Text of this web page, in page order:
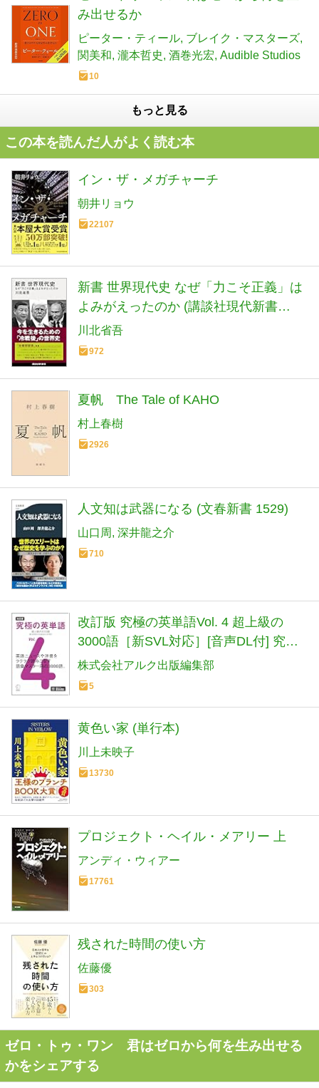
み出せるか
ピーター・ティール ブレイク・マスターズ
関美和 瀧本哲史 酒巻光宏 Audible Studios
10
もっと見る
この本を読んだ人がよく読む本
イン・ザ・メガチャーチ
朝井リョウ
22107
新書 世界現代史 なぜ「力こそ正義」は
よみがえったのか (講談社現代新書
2798)
川北省吾
972
夏帆 The Tale of KAHO
村上春樹
2926
人文知は武器になる (文春新書 1529)
山口周 深井龍之介
710
改訂版 究極の英単語Vol. 4 超上級の
3000語［新SVL対応］[音声DL付] 究極
シリーズ
株式会社アルク出版編集部
5
黄色い家 (単行本)
川上未映子
13730
プロジェクト・ヘイル・メアリー 上
アンディ・ウィアー
17761
残された時間の使い方
佐藤優
303
ゼロ・トゥ・ワン 君はゼロから何を生み出せる
かをシェアする